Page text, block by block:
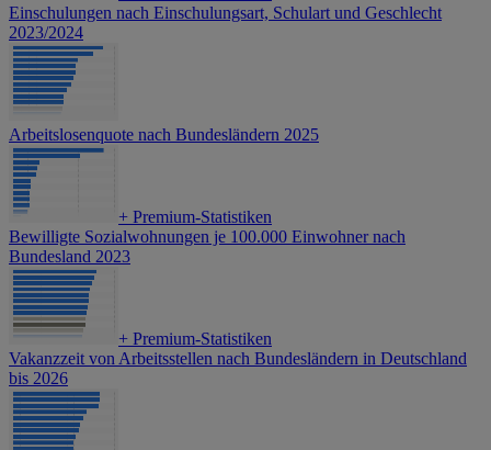
Einschulungen nach Einschulungsart, Schulart und Geschlecht
2023/2024
Arbeitslosenquote nach Bundesländern 2025
+ Premium-Statistiken
Bewilligte Sozialwohnungen je 100.000 Einwohner nach
Bundesland 2023
+ Premium-Statistiken
Vakanzzeit von Arbeitsstellen nach Bundesländern in Deutschland
bis 2026